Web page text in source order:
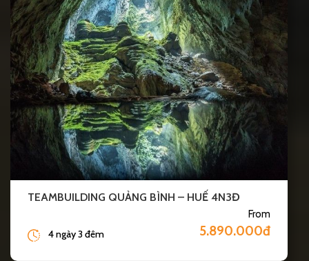
TEAMBUILDING QUẢNG BÌNH – HUẾ 4N3Đ
From
5.890.000đ
4 ngày 3 đêm